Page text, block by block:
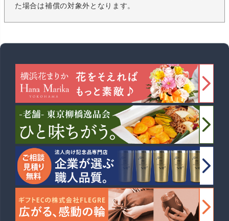
た場合は補償の対象外となります。